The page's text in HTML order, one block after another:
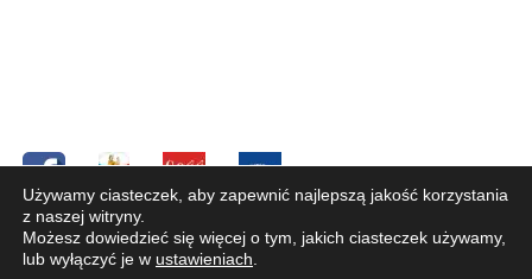
Copyright © 2019 Parafia pw. Św. Józefa Oblubieńca NMP
w Bystrej. Wszelkie prawa zastrzeżone. W przypadku
Używamy ciasteczek, aby zapewnić najlepszą jakość korzystania
z naszej witryny.
Możesz dowiedzieć się więcej o tym, jakich ciasteczek używamy,
lub wyłączyć je w ustawieniach